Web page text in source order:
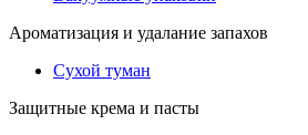
Ароматизация и удалание запахов
Сухой туман
Защитные крема и пасты